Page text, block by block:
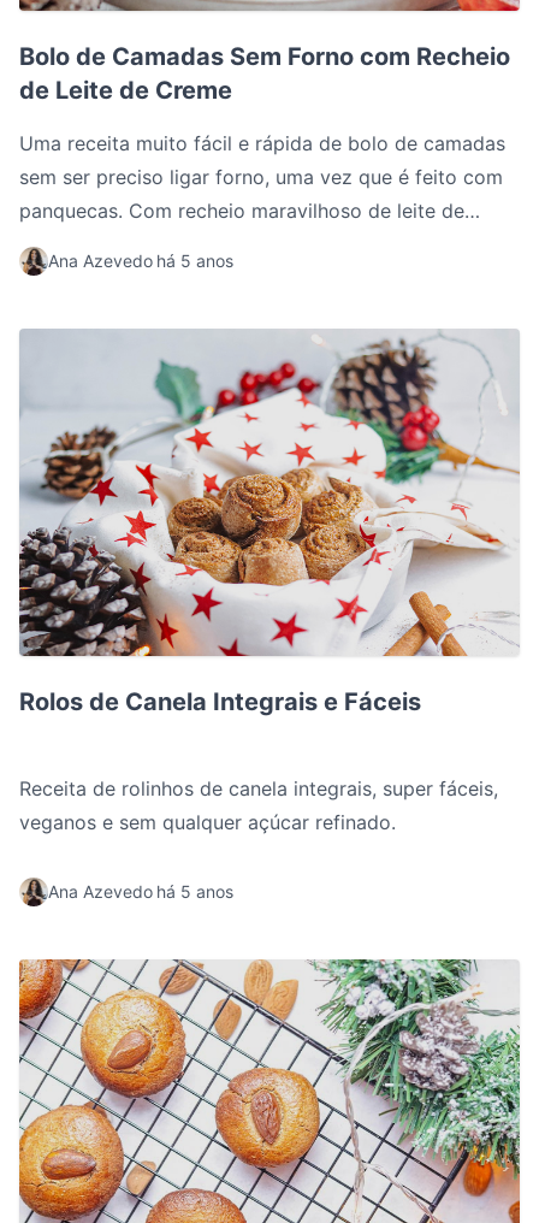
Bolo de Camadas Sem Forno com Recheio
de Leite de Creme
Uma receita muito fácil e rápida de bolo de camadas
sem ser preciso ligar forno, uma vez que é feito com
panquecas. Com recheio maravilhoso de leite de
creme sem açúcares adicionados e vegan.
Ana Azevedo há 5 anos
Rolos de Canela Integrais e Fáceis
Receita de rolinhos de canela integrais, super fáceis,
veganos e sem qualquer açúcar refinado.
Ana Azevedo há 5 anos